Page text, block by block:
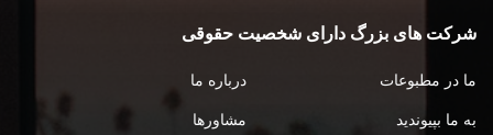
شرکت های بزرگ دارای شخصیت حقوقی
ما در مطبوعات
درباره ما
به ما بپیوندید
مشاورها